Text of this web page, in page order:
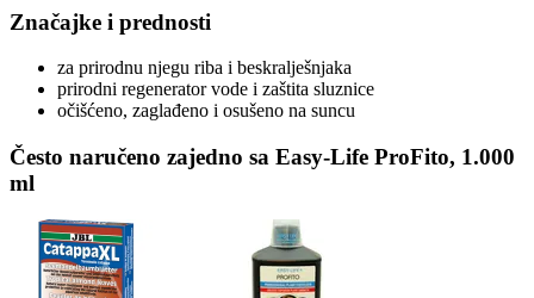
Značajke i prednosti
za prirodnu njegu riba i beskralješnjaka
prirodni regenerator vode i zaštita sluznice
očišćeno, zaglađeno i osušeno na suncu
Često naručeno zajedno sa Easy-Life ProFito, 1.000
ml